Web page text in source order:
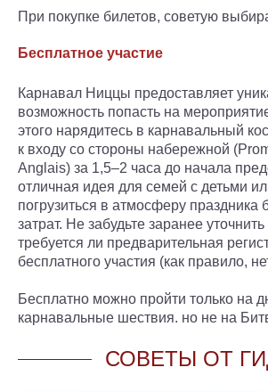
При покупке билетов, советую
Бесплатное участие
Карнавал Ниццы предоставляет
возможность попасть на
этого нарядитесь в карнавальный
к входу со стороны набережной
Anglais) за 1,5–2 часа до начала
отличная идея для семей с детьми
погрузиться в атмосферу праздника
затрат. Не забудьте заранее
требуется ли предварительная
бесплатного участия (как правило,
Бесплатно можно пройти только на
карнавальные шествия. но не на
СОВЕТЫ ОТ